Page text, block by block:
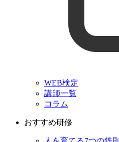
WEB検定
講師一覧
コラム
おすすめ研修